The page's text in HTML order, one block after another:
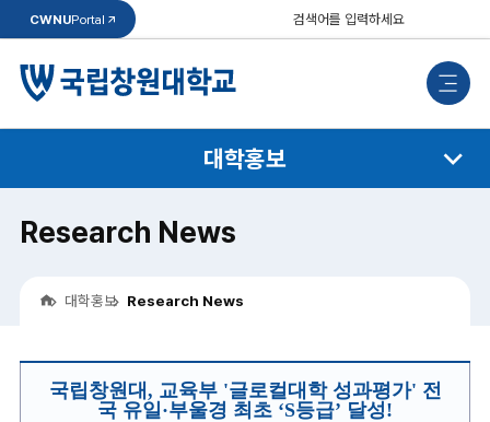
검
CWNUPortal
모
메
대학홍보
Research News
홈
대학홍보 Research News
News국립창원대, 교육부 '글로컬대학 성과평가' 전
국 유일·부울경 최초 ‘S등급’ 달성!